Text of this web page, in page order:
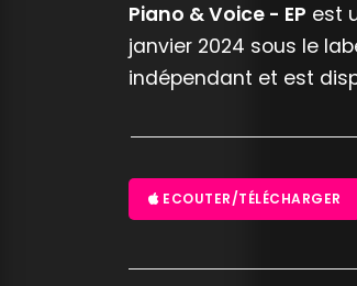
Piano & Voice - EP est
janvier 2024 sous le
indépendant et est
ECOUTER/TÉLÉCHARGER